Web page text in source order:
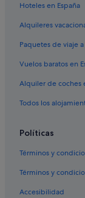
Chalets en Caleta
Apartamentos en
Hoteles en España
Alquileres
Paquetes de viaje a
Vuelos baratos en
Alquiler de coches
Todos los
Políticas
Términos y
Términos y
Accesibilidad